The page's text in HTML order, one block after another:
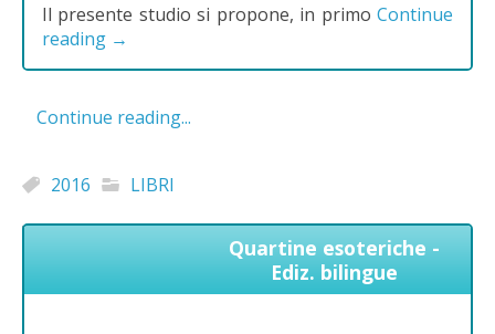
Il presente studio si propone, in primo Continue
reading →
Continue reading...
2016 LIBRI
Quartine esoteriche -
Ediz. bilingue